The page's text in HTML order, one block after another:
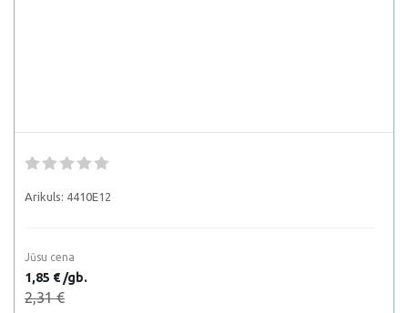
Arikuls: 4410E12
Jūsu cena
1,85 € /gb.
2,31 €